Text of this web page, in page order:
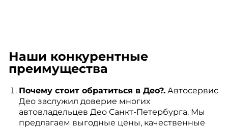
Наши конкурентные
преимущества
Почему стоит обратиться в Део?.Автосервис
Део заслужил доверие многих
автовладельцев Део Санкт-Петербурга. Мы
предлагаем выгодные цены, качественные